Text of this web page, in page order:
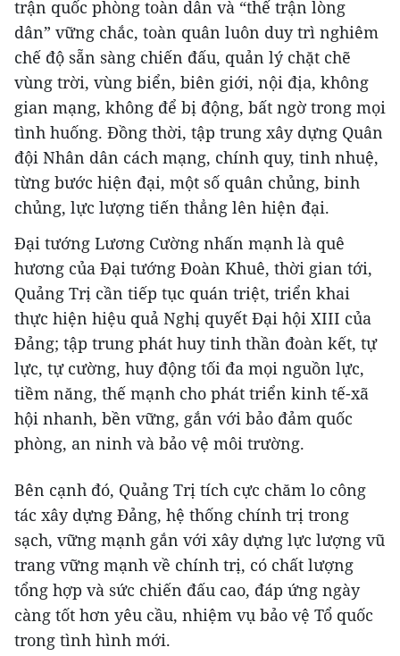
trận quốc phòng toàn dân và “thế trận lòng
dân” vững chắc, toàn quân luôn duy trì nghiêm
chế độ sẵn sàng chiến đấu, quản lý chặt chẽ
vùng trời, vùng biển, biên giới, nội địa, không
gian mạng, không để bị động, bất ngờ trong mọi
tình huống. Đồng thời, tập trung xây dựng Quân
đội Nhân dân cách mạng, chính quy, tinh nhuệ,
từng bước hiện đại, một số quân chủng, binh
chủng, lực lượng tiến thẳng lên hiện đại.
Đại tướng Lương Cường nhấn mạnh là quê
hương của Đại tướng Đoàn Khuê, thời gian tới,
Quảng Trị cần tiếp tục quán triệt, triển khai
thực hiện hiệu quả Nghị quyết Đại hội XIII của
Đảng; tập trung phát huy tinh thần đoàn kết, tự
lực, tự cường, huy động tối đa mọi nguồn lực,
tiềm năng, thế mạnh cho phát triển kinh tế-xã
hội nhanh, bền vững, gắn với bảo đảm quốc
phòng, an ninh và bảo vệ môi trường.
Bên cạnh đó, Quảng Trị tích cực chăm lo công
tác xây dựng Đảng, hệ thống chính trị trong
sạch, vững mạnh gắn với xây dựng lực lượng vũ
trang vững mạnh về chính trị, có chất lượng
tổng hợp và sức chiến đấu cao, đáp ứng ngày
càng tốt hơn yêu cầu, nhiệm vụ bảo vệ Tổ quốc
trong tình hình mới.